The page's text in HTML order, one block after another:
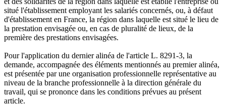
situé l'établissement employant les salariés concernés, ou, à défaut
d'établissement en France, la région dans laquelle est situé le lieu de
la prestation envisagée ou, en cas de pluralité de lieux, de la
première des prestations envisagées.
Pour l'application du dernier alinéa de l'article L. 8291-3, la
demande, accompagnée des éléments mentionnés au premier alinéa,
est présentée par une organisation professionnelle représentative au
niveau de la branche professionnelle à la direction générale du
travail, qui se prononce dans les conditions prévues au présent
article.